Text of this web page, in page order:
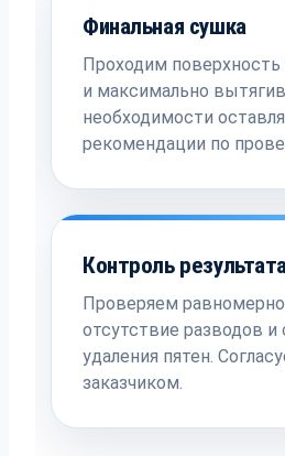
Финальная сушка
Проходим поверхность
и максимально
необходимости
рекомендации по
Контроль
Проверяем
отсутствие разводов и
удаления пятен.
заказчиком.